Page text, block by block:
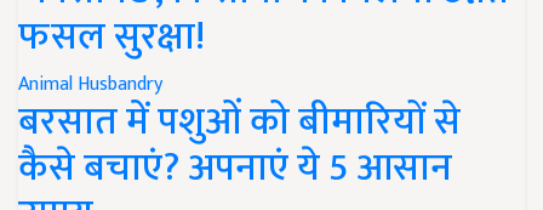
फसल सुरक्षा!
Animal Husbandry
बरसात में पशुओं को बीमारियों से
कैसे बचाएं? अपनाएं ये 5 आसान